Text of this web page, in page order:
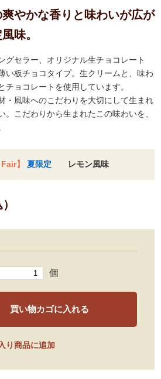
爽やかな香りと味わいが広が
味。
グセラー、オリジナル生チョコレート
い板チョコタイプ。生クリームと、味わ
チョコレートを使用しています。
・風味へのこだわりを大切にして生まれ
。こだわりから生まれたこの味わいを、
】 夏限定 レモン風味
個
買い物カゴに入れる
り商品に追加